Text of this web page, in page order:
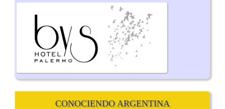
CONOCIENDO ARGENTINA